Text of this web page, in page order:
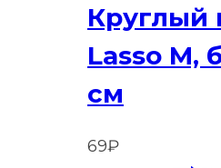
Круглый
Lasso M,
см
69₽